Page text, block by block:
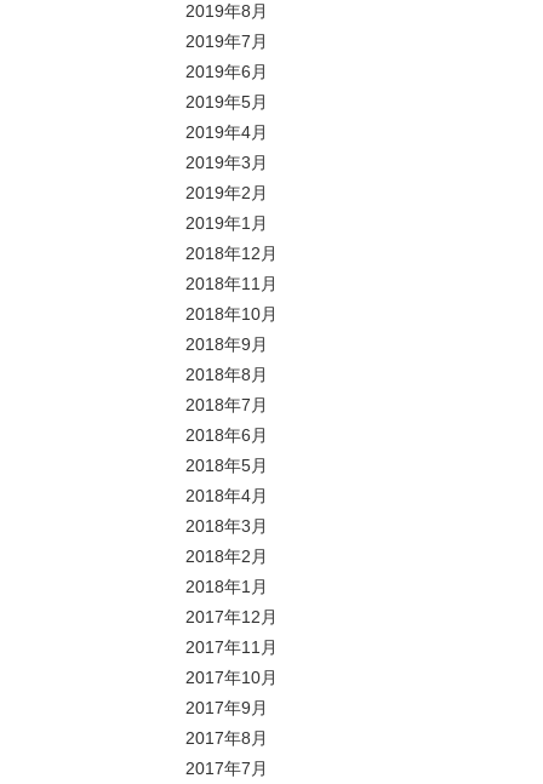
2019年8月
2019年7月
2019年6月
2019年5月
2019年4月
2019年3月
2019年2月
2019年1月
2018年12月
2018年11月
2018年10月
2018年9月
2018年8月
2018年7月
2018年6月
2018年5月
2018年4月
2018年3月
2018年2月
2018年1月
2017年12月
2017年11月
2017年10月
2017年9月
2017年8月
2017年7月